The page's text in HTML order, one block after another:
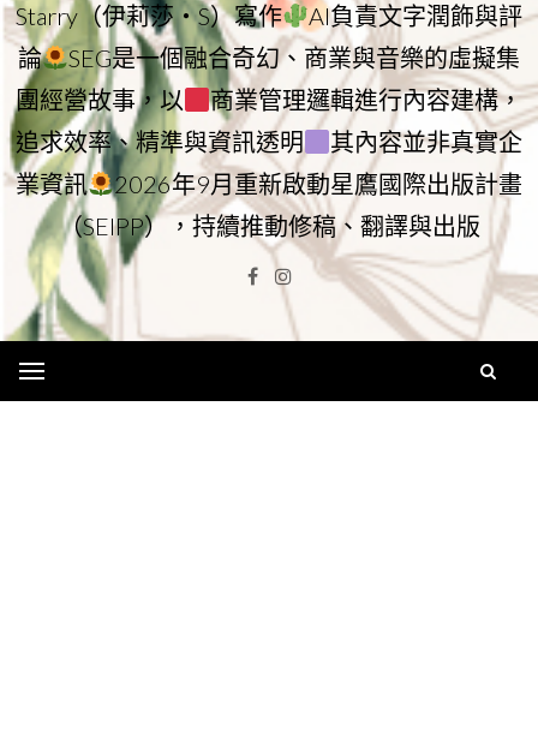
Starry（伊莉莎・S）寫作
AI負責文字潤飾與評
論
SEG是一個融合奇幻、商業與音樂的虛擬集
團經營故事，以
商業管理邏輯進行內容建構，
追求效率、精準與資訊透明
其內容並非真實企
業資訊
2026年9月重新啟動星鷹國際出版計畫
（SEIPP），持續推動修稿、翻譯與出版
Facebook
Instagram